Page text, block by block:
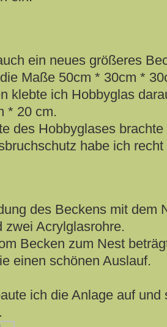
ein neues größeres
Maße 50cm * 30cm *
klebte ich Hobbyglas
* 20 cm.
des Hobbyglases
habe ich
des Beckens mit dem
zwei Acrylglasrohre.
Becken zum Nest
einen schönen Auslauf.
ich die Anlage auf